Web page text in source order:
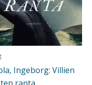
Ingeborg: Villien